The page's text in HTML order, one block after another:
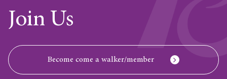
Join Us
Become come a walker/member